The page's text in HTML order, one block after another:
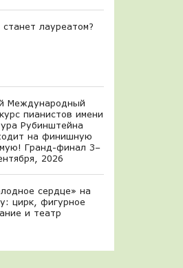
станет лауреатом?
Международный
пианистов имени
Рубинштейна
на финишную
Гранд-финал 3–
2026
сердце» на
цирк, фигурное
и театр